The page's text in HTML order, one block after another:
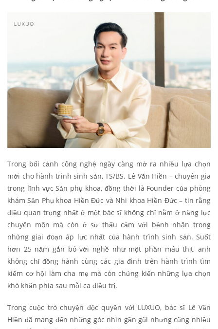
Trong bối cảnh công nghệ ngày càng mở ra nhiều lựa chọn
mới cho hành trình sinh sản, TS/BS. Lê Văn Hiền – chuyên gia
trong lĩnh vực Sản phụ khoa, đồng thời là Founder của phòng
khám Sản Phụ khoa Hiền Đức và Nhi khoa Hiền Đức – tin rằng
điều quan trọng nhất ở một bác sĩ không chỉ nằm ở năng lực
chuyên môn mà còn ở sự thấu cảm với bệnh nhân trong
những giai đoạn áp lực nhất của hành trình sinh sản. Suốt
hơn 25 năm gắn bó với nghề như một phần máu thịt, anh
không chỉ đồng hành cùng các gia đình trên hành trình tìm
kiếm cơ hội làm cha mẹ mà còn chứng kiến những lựa chọn
khó khăn phía sau mỗi ca điều trị.
Trong cuộc trò chuyện độc quyền với LUXUO, bác sĩ Lê Văn
Hiền đã mang đến những góc nhìn gần gũi nhưng cũng nhiều